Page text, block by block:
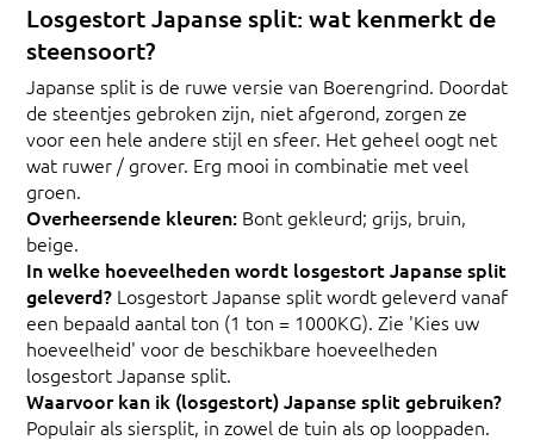
Losgestort Japanse split: wat kenmerkt de
steensoort?
Japanse split is de ruwe versie van Boerengrind. Doordat
de steentjes gebroken zijn, niet afgerond, zorgen ze
voor een hele andere stijl en sfeer. Het geheel oogt net
wat ruwer / grover. Erg mooi in combinatie met veel
groen.
Overheersende kleuren: Bont gekleurd; grijs, bruin,
beige.
In welke hoeveelheden wordt losgestort Japanse split
geleverd? Losgestort Japanse split wordt geleverd vanaf
een bepaald aantal ton (1 ton = 1000KG). Zie 'Kies uw
hoeveelheid' voor de beschikbare hoeveelheden
losgestort Japanse split.
Waarvoor kan ik (losgestort) Japanse split gebruiken?
Populair als siersplit, in zowel de tuin als op looppaden.